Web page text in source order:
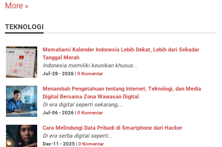
More »
TEKNOLOGI
Memahami Kalender Indonesia Lebih Dekat, Lebih dari Sekadar
Tanggal Merah
Indonesia memiliki keunikan khusus...
Jul-28 - 2026 | 0 Komentar
Menambah Pengetahuan tentang Internet, Teknologi, dan Media
Digital Bersama Zona Wawasan Digital
Di era digital seperti sekarang,...
Jul-06 - 2026 | 0 Komentar
Cara Melindungi Data Pribadi di Smartphone dari Hacker
Di era serba digital seperti...
Dec-11 - 2025 | 0 Komentar